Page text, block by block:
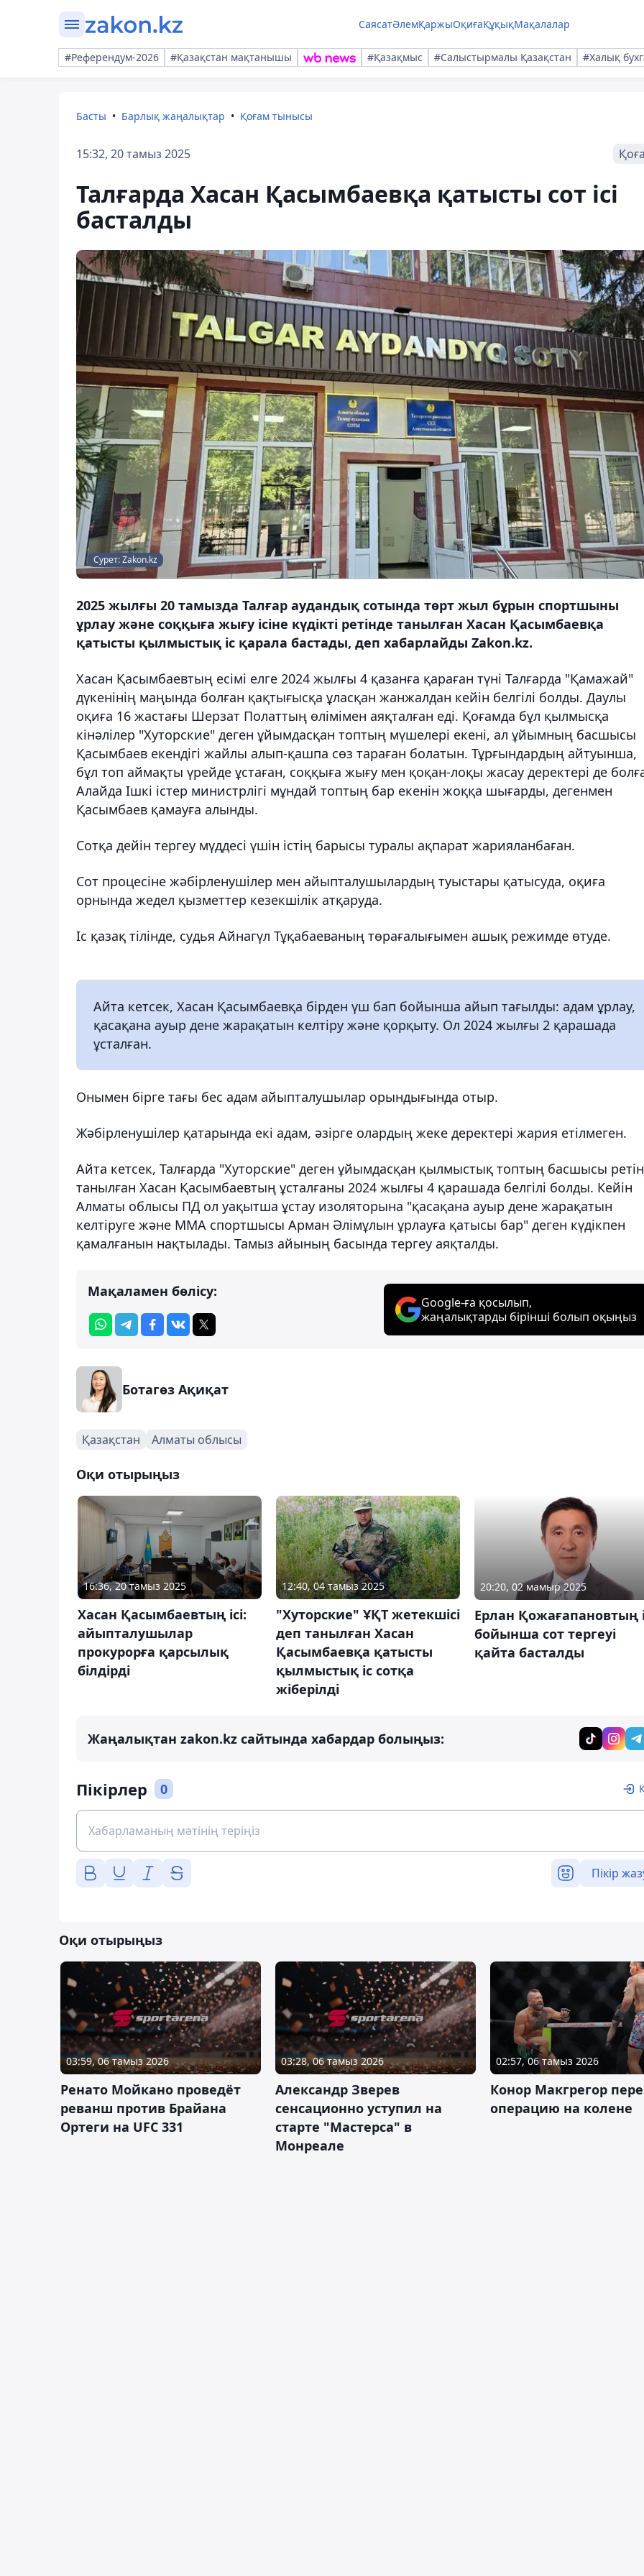
СаясатӘлемҚаржыОқиғаҚұқықМақалалар
#Референдум-2026 #Қазақстан мақтанышы #Қазақмыс #Салыстырмалы Қазақстан #Халық
Басты Барлық жаңалықтар Қоғам тынысы
15:32, 20 тамыз 2025
Талғарда Хасан Қасымбаевқа қатысты сот ісі
басталды
Сурет: Zakon.kz
2025 жылғы 20 тамызда Талғар аудандық сотында төрт жыл бұрын спортшыны
ұрлау және соққыға жығу ісіне күдікті ретінде танылған Хасан Қасымбаевқа
қатысты қылмыстық іс қарала бастады, деп хабарлайды Zakon.kz.
Хасан Қасымбаевтың есімі елге 2024 жылғы 4 қазанға қараған түні Талғарда "Қамажай"
дүкенінің маңында болған қақтығысқа ұласқан жанжалдан кейін белгілі болды. Даулы
оқиға 16 жастағы Шерзат Полаттың өлімімен аяқталған еді. Қоғамда бұл қылмысқа
кінәлілер "Хуторские" деген ұйымдасқан топтың мүшелері екені, ал ұйымның басшысы
Қасымбаев екендігі жайлы алып-қашпа сөз тараған болатын. Тұрғындардың айтуынша,
бұл топ аймақты үрейде ұстаған, соққыға жығу мен қоқан-лоқы жасау деректері де
Алайда Ішкі істер министрлігі мұндай топтың бар екенін жоққа шығарды, дегенмен
Қасымбаев қамауға алынды.
Сотқа дейін тергеу мүддесі үшін істің барысы туралы ақпарат жарияланбаған.
Сот процесіне жәбірленушілер мен айыпталушылардың туыстары қатысуда, оқиға
орнында жедел қызметтер кезекшілік атқаруда.
Іс қазақ тілінде, судья Айнагүл Тұқабаеваның төрағалығымен ашық режимде өтуде.
Айта кетсек, Хасан Қасымбаевқа бірден үш бап бойынша айып тағылды: адам ұрлау,
қасақана ауыр дене жарақатын келтіру және қорқыту. Ол 2024 жылғы 2 қарашада
ұсталған.
Онымен бірге тағы бес адам айыпталушылар орындығында отыр.
Жәбірленушілер қатарында екі адам, әзірге олардың жеке деректері жария етілмеген.
Айта кетсек, Талғарда "Хуторские" деген ұйымдасқан қылмыстық топтың басшысы
танылған Хасан Қасымбаевтың ұсталғаны 2024 жылғы 4 қарашада белгілі болды. Кейін
Алматы облысы ПД ол уақытша ұстау изоляторына "қасақана ауыр дене жарақатын
келтіруге және ММА спортшысы Арман Әлімұлын ұрлауға қатысы бар" деген күдікпен
қамалғанын нақтылады. Тамыз айының басында тергеу аяқталды.
Мақаламен бөлісу:
Google-ға қосылып,
жаңалықтарды бірінші болып оқыңыз
Ботагөз Ақиқат
Қазақстан Алматы облысы
Оқи отырыңыз
16:36, 20 тамыз 2025
Хасан Қасымбаевтың ісі:
айыпталушылар
прокурорға қарсылық
білдірді
12:40, 04 тамыз 2025
"Хуторские" ҰҚТ жетекшісі
деп танылған Хасан
Қасымбаевқа қатысты
қылмыстық іс сотқа
жіберілді
20:20, 02 мамыр 2025
Ерлан Қожағапановтың
бойынша сот тергеуі
қайта басталды
Жаңалықтан zakon.kz сайтында хабардар болыңыз:
Пікірлер 0
Пікір
Оқи отырыңыз
03:59, 06 тамыз 2026
Ренато Мойкано проведёт
реванш против Брайана
Ортеги на UFC 331
03:28, 06 тамыз 2026
Александр Зверев
сенсационно уступил на
старте "Мастерса" в
Монреале
02:57, 06 тамыз 2026
Конор Макгрегор
операцию на колене